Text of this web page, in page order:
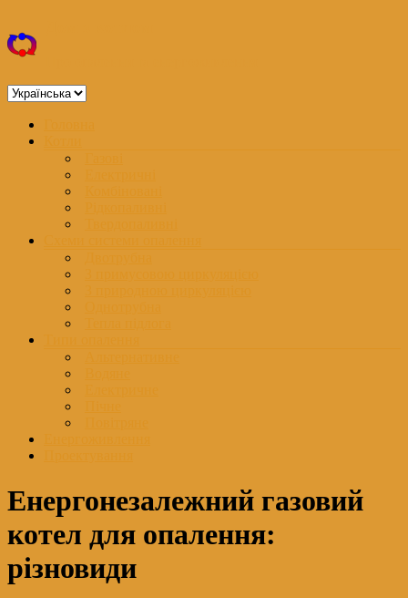
до
вмісту
Вибрати
Меню
Енергонезалежний газовий
котел для опалення:
різновиди